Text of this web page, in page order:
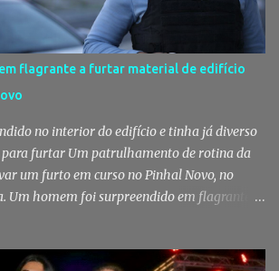
flagrante a furtar material de edifício
no interior do edifício e tinha já diverso
furtar Um patrulhamento de rotina da
um furto em curso no Pinhal Novo, no
Um homem foi surpreendido em flagrante
Patrulhamento da GNR termina com